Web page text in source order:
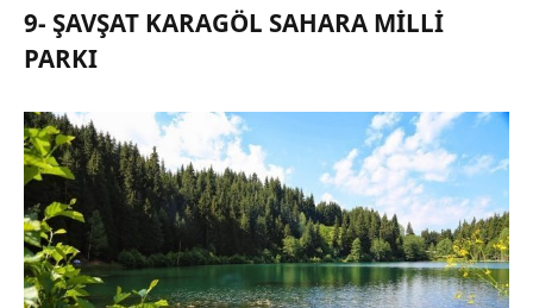
9- ŞAVŞAT KARAGÖL SAHARA MILLI
PARKI